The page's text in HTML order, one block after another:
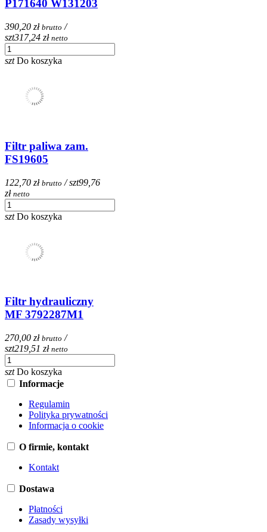
P171640 W131203
390,20 zł brutto /
szt317,24 zł netto
szt Do koszyka
Filtr paliwa zam.
FS19605
122,70 zł brutto / szt99,76
zł netto
szt Do koszyka
Filtr hydrauliczny
MF 3792287M1
270,00 zł brutto /
szt219,51 zł netto
szt Do koszyka
Informacje
Regulamin
Polityka prywatności
Informacja o cookie
O firmie, kontakt
Kontakt
Dostawa
Płatności
Zasady wysyłki